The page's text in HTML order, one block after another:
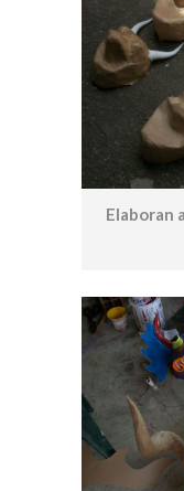
Elaboran